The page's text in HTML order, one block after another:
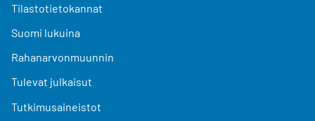
Tilastotietokannat
Suomi lukuina
Rahanarvonmuunnin
Tulevat julkaisut
Tutkimusaineistot